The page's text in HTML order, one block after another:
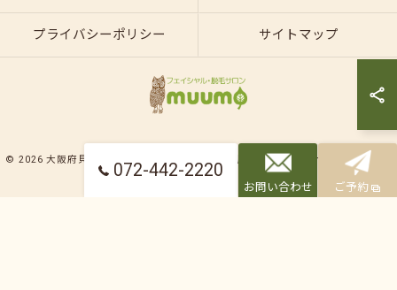
072-442-2220
お問い合わせ ご予約
プライバシーポリシー サイトマップ
© 2026 大阪府貝塚のエステならフェイシャル・脱毛サロンmuumo ALL RIGHTS
RESERVED.